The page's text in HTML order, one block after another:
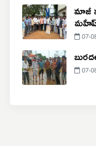
మాజీ
మహేష్
07-
07-